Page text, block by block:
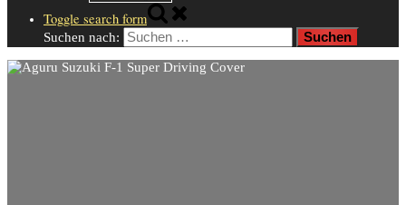
Toggle search form
Suchen nach: